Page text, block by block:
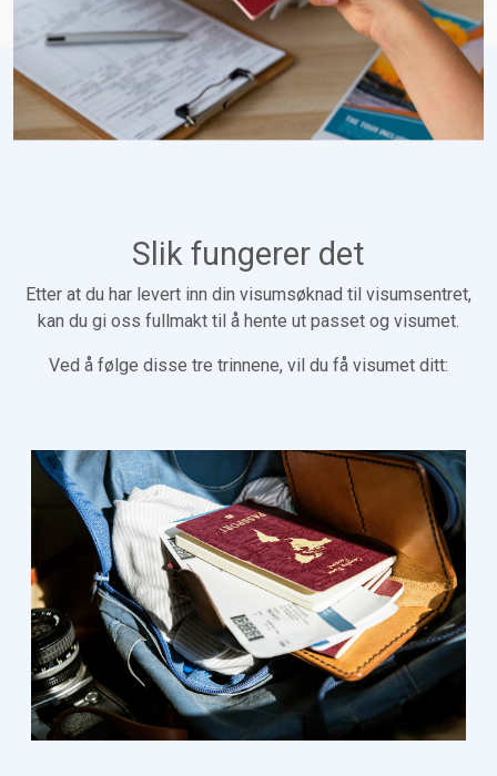
Slik fungerer det
Etter at du har levert inn din visumsøknad til visumsentret,
kan du gi oss fullmakt til å hente ut passet og visumet.
Ved å følge disse tre trinnene, vil du få visumet ditt: